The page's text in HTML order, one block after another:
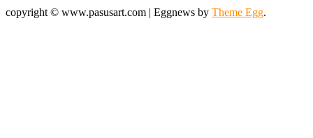
copyright © www.pasusart.com | Eggnews by Theme Egg.